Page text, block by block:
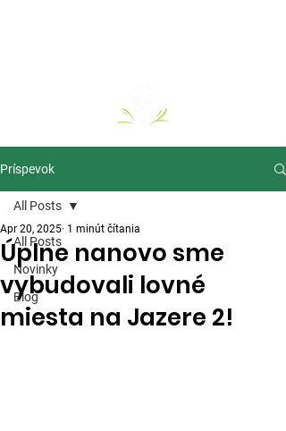
Príspevok
All Posts
Novinky
Blog
All Posts
Úplne nanovo sme
vybudovali lovné
miesta na Jazere 2!
Apr 20, 2025 1 minút čítania